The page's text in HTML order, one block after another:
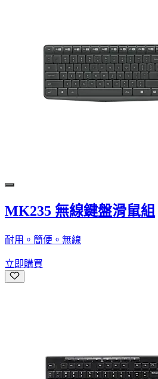
MK235 無線鍵盤滑鼠組
耐用。簡便。無線
立即購買